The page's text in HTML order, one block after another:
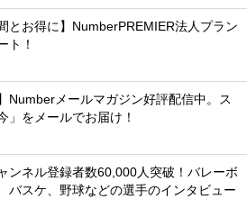
とお得に】NumberPREMIER法人プラン
ト！
Numberメールマガジン好評配信中。ス
」をメールでお届け！
ンネル登録者数60,000人突破！バレーボ
バスケ、野球などの選手のインタビュー